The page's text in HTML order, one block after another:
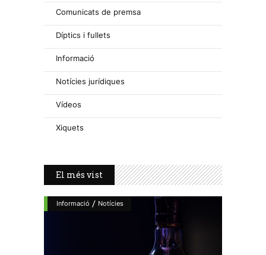
Comunicats de premsa
Díptics i fullets
Informació
Notícies jurídiques
Vídeos
Xiquets
El més vist
Informació / Notícies